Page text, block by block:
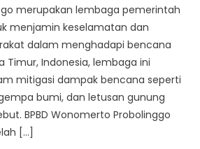
merupakan lembaga pemerintah
menjamin keselamatan dan
dalam menghadapi bencana
Timur, Indonesia, lembaga ini
mitigasi dampak bencana seperti
bumi, dan letusan gunung
BPBD Wonomerto Probolinggo
[…]